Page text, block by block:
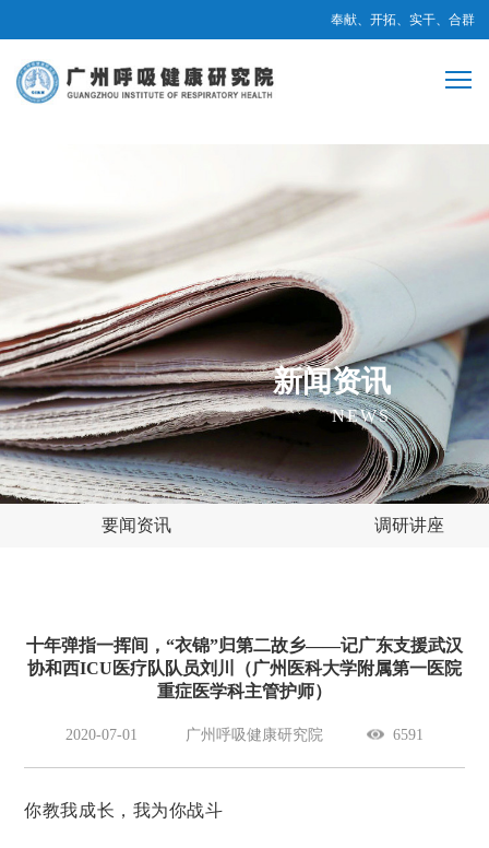
奉献、开拓、实干、合群
新闻资讯
NEWS
要闻资讯 调研讲座
十年弹指一挥间，“衣锦”归第二故乡——记广东支援武汉
协和西ICU医疗队队员刘川（广州医科大学附属第一医院
重症医学科主管护师）
2020-07-01 广州呼吸健康研究院 6591
你教我成长，我为你战斗